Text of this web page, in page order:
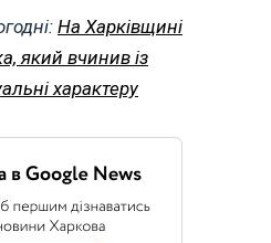
На Харківщині
який вчинив із
характеру